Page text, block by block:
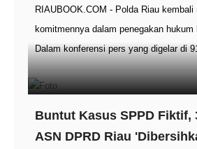
RIAUBOOK.COM - Polda Riau kembali
komitmennya dalam penegakan hukum
Dalam konferensi pers yang digelar di
Buntut Kasus SPPD Fiktif,
ASN DPRD Riau